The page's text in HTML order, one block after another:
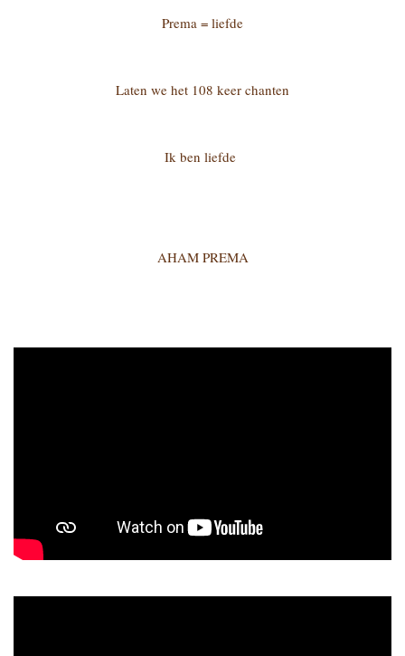
Prema = liefde
Laten we het 108 keer chanten
Ik ben liefde
AHAM PREMA